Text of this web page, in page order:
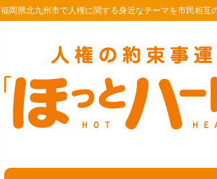
福岡県北九州市で人権に関する身近なテーマを市民相互